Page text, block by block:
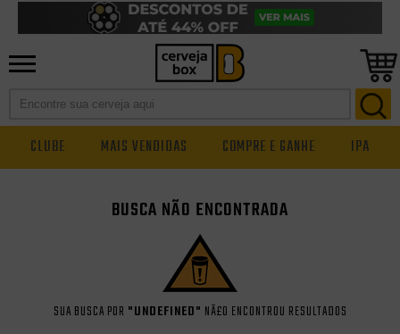
CLUBE MAIS VENDIDAS COMPRE E GANHE IPA
BUSCA NÃO ENCONTRADA
SUA BUSCA POR "UNDEFINED" NÃ£O ENCONTROU RESULTADOS